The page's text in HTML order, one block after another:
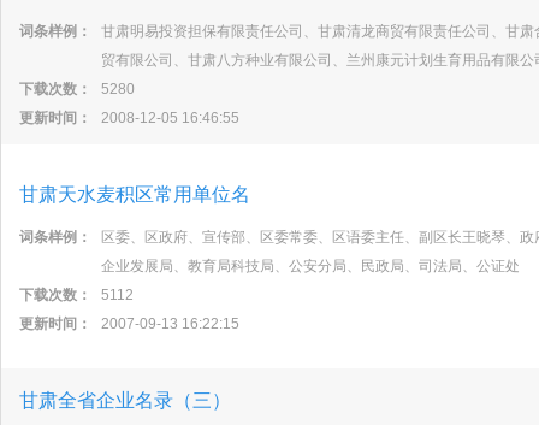
词条样例：
甘肃明易投资担保有限责任公司、甘肃清龙商贸有限责任公司、甘
贸有限公司、甘肃八方种业有限公司、兰州康元计划生育用品有限公
下载次数：
5280
更新时间：
2008-12-05 16:46:55
甘肃天水麦积区常用单位名
词条样例：
区委、区政府、宣传部、区委常委、区语委主任、副区长王晓琴、
企业发展局、教育局科技局、公安分局、民政局、司法局、公证处
下载次数：
5112
更新时间：
2007-09-13 16:22:15
甘肃全省企业名录（三）